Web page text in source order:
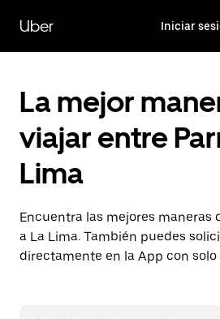
contenido
principal
Uber Iniciar
La mejor
viajar entre
Lima
Encuentra las mejores maneras
a La Lima. También puedes
directamente en la App con